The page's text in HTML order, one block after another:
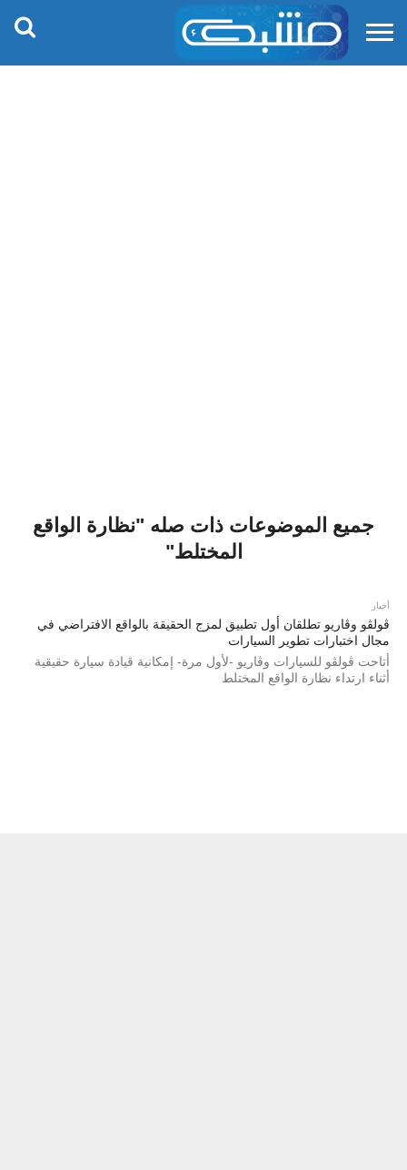
جميع الموضوعات ذات صله "نظارة الواقع
المختلط"
أخبار
ڤولڤو وڤاريو تطلقان أول تطبيق لمزج الحقيقة بالواقع الافتراضي في
مجال اختبارات تطوير السيارات
أتاحت ڤولڤو للسيارات وڤاريو -لأول مرة- إمكانية قيادة سيارة حقيقية
أثناء ارتداء نظارة الواقع المختلط